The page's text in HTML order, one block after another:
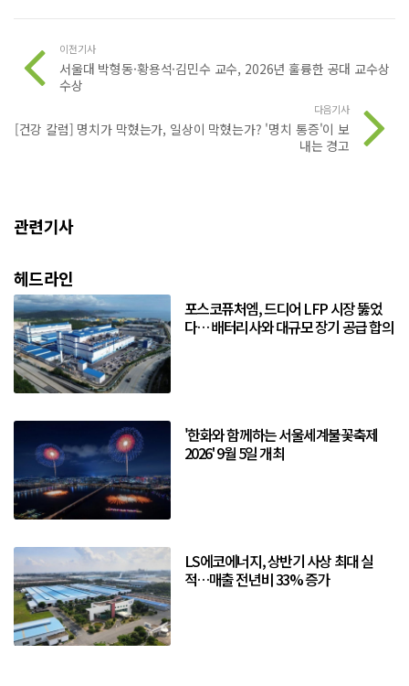
이전기사
서울대 박형동·황용석·김민수 교수, 2026년 훌륭한 공대 교수상
수상
다음기사
[건강 칼럼] 명치가 막혔는가, 일상이 막혔는가? '명치 통증'이 보
내는 경고
관련기사
헤드라인
포스코퓨처엠, 드디어 LFP 시장 뚫었
다… 배터리사와 대규모 장기 공급 합의
'한화와 함께하는 서울세계불꽃축제
2026' 9월 5일 개최
LS에코에너지, 상반기 사상 최대 실
적…매출 전년비 33% 증가